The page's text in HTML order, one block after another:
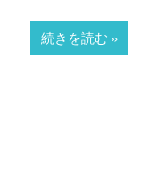
続きを読む